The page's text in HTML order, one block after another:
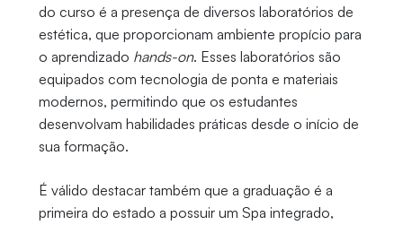
do curso é a presença de diversos laboratórios de
estética, que proporcionam ambiente propício para
o aprendizado hands-on. Esses laboratórios são
equipados com tecnologia de ponta e materiais
modernos, permitindo que os estudantes
desenvolvam habilidades práticas desde o início de
sua formação.
É válido destacar também que a graduação é a
primeira do estado a possuir um Spa integrado,